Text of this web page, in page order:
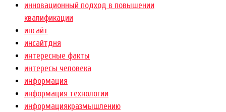
инновационный подход в повышении
квалификации
инсайт
инсайтдня
интересные факты
интересы человека
информация
информация технологии
информациякразмышлению